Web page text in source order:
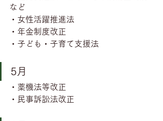
など
・女性活躍推進法
・年金制度改正
・子ども・子育て支援法
5月
・薬機法等改正
・民事訴訟法改正